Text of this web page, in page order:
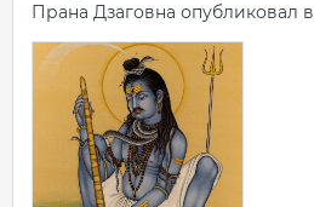
Прана Дзаговна опубликовал в